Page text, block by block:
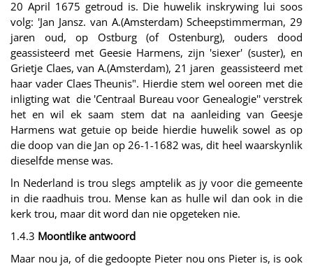
20 April 1675 getroud is. Die huwelik inskrywing lui soos
volg: 'Jan Jansz. van A.(Amsterdam) Scheepstimmerman, 29
jaren oud, op Ostburg (of Ostenburg), ouders dood
geassisteerd met Geesie Harmens, zijn 'siexer' (suster), en
Grietje Claes, van A.(Amsterdam), 21 jaren geassisteerd met
haar vader Claes Theunis". Hierdie stem wel ooreen met die
inligting wat die 'Centraal Bureau voor Genealogie'' verstrek
het en wil ek saam stem dat na aanleiding van Geesje
Harmens wat getuie op beide hierdie huwelik sowel as op
die doop van die Jan op 26-1-1682 was, dit heel waarskynlik
dieselfde mense was.
ln Nederland is trou slegs amptelik as jy voor die gemeente
in die raadhuis trou. Mense kan as hulle wil dan ook in die
kerk trou, maar dit word dan nie opgeteken nie.
1.4.3 Moontlike antwoord
Maar nou ja, of die gedoopte Pieter nou ons Pieter is, is ook